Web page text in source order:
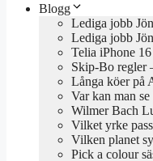
Blogg
Lediga jobb
Lediga jobb
Telia iPhone
Skip-Bo regler
Långa köer på
Var kan man
Wilmer Bach
Vilket yrke
Vilken planet
Pick a colour